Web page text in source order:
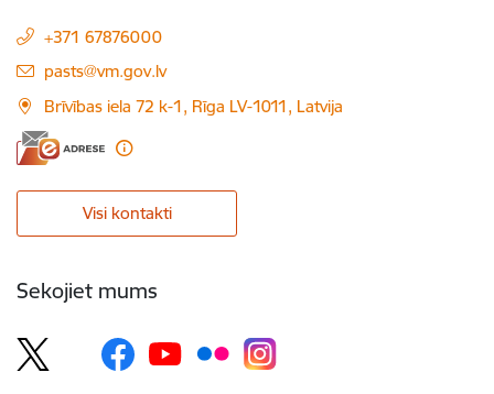
+371 67876000
E-pasts:
pasts@vm.gov.lv
Brīvības iela 72 k-1, Rīga LV-1011, Latvija
Visi kontakti
Sekojiet mums